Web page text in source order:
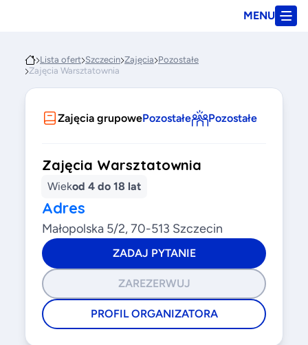
MENU
Lista ofert Szczecin Zajęcia Pozostałe
Zajęcia Warsztatownia
Zajęcia grupowePozostałe Pozostałe
Zajęcia Warsztatownia
Wiekod 4 do 18 lat
Adres
Małopolska 5/2, 70-513 Szczecin
ZADAJ PYTANIE
ZAREZERWUJ
PROFIL ORGANIZATORA